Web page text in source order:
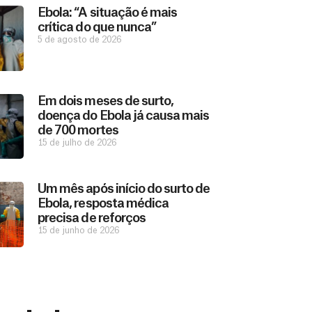
Ebola: “A situação é mais
crítica do que nunca”
5 de agosto de 2026
Em dois meses de surto,
doença do Ebola já causa mais
de 700 mortes
15 de julho de 2026
Um mês após início do surto de
Ebola, resposta médica
precisa de reforços
15 de junho de 2026